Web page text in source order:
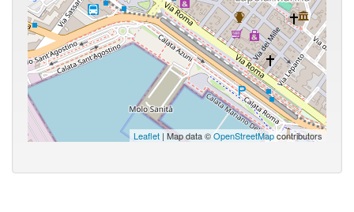
Leaflet | Map data ©OpenStreetMapcontributors